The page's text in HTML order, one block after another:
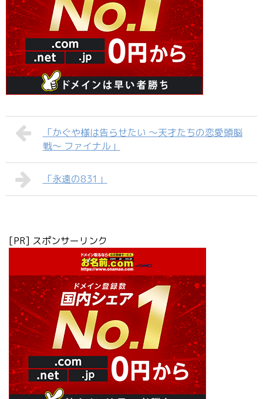
「かぐや様は告らせたい ～天才たちの恋愛頭脳
戦～ ファイナル」
「永遠の831」
[PR] スポンサーリンク